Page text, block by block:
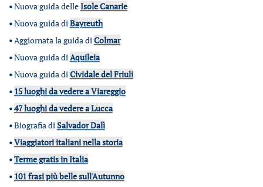
•Nuova guida delleIsole Canarie
•Nuova guida diBayreuth
•Aggiornata la guida diColmar
•Nuova guida diAquileia
•Nuova guida diCividale del Friuli
• 15 luoghi da vedere a Viareggio
•47 luoghi da vedere a Lucca
•Biografia diSalvador Dalì
•Viaggiatori italiani nella storia
•Terme gratis in Italia
• 101 frasi più belle sull'Autunno